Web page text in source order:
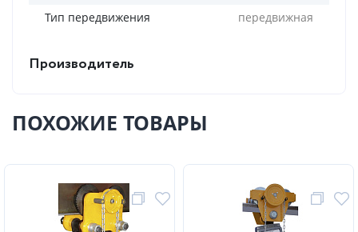
Тип передвижения
передвижная
Производитель
ПОХОЖИЕ ТОВАРЫ